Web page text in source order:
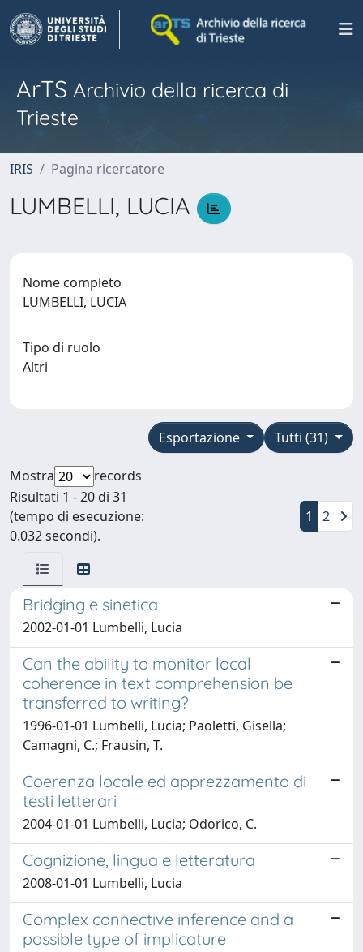
ArTS Archivio della ricerca di
Trieste
IRIS Pagina ricercatore
LUMBELLI, LUCIA
Nome completo
LUMBELLI, LUCIA
Tipo di ruolo
Altri
Tutti (31)
Esportazione
Mostra
records
Risultati 1 - 20 di 31
(tempo di esecuzione:
0.032 secondi).
1 2
Bridging e sinetica
2002-01-01 Lumbelli, Lucia
Can the ability to monitor local
coherence in text comprehension be
transferred to writing?
1996-01-01 Lumbelli, Lucia; Paoletti, Gisella;
Camagni, C.; Frausin, T.
Coerenza locale ed apprezzamento di
testi letterari
2004-01-01 Lumbelli, Lucia; Odorico, C.
Cognizione, lingua e letteratura
2008-01-01 Lumbelli, Lucia
Complex connective inference and a
possible type of implicature